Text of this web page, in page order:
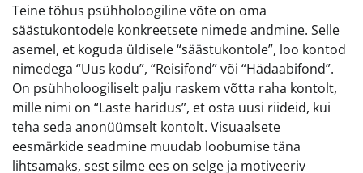
Teine tõhus psühholoogiline võte on oma
säästukontodele konkreetsete nimede andmine. Selle
asemel, et koguda üldisele “säästukontole”, loo kontod
nimedega “Uus kodu”, “Reisifond” või “Hädaabifond”.
On psühholoogiliselt palju raskem võtta raha kontolt,
mille nimi on “Laste haridus”, et osta uusi riideid, kui
teha seda anonüümselt kontolt. Visuaalsete
eesmärkide seadmine muudab loobumise täna
lihtsamaks, sest silme ees on selge ja motiveeriv